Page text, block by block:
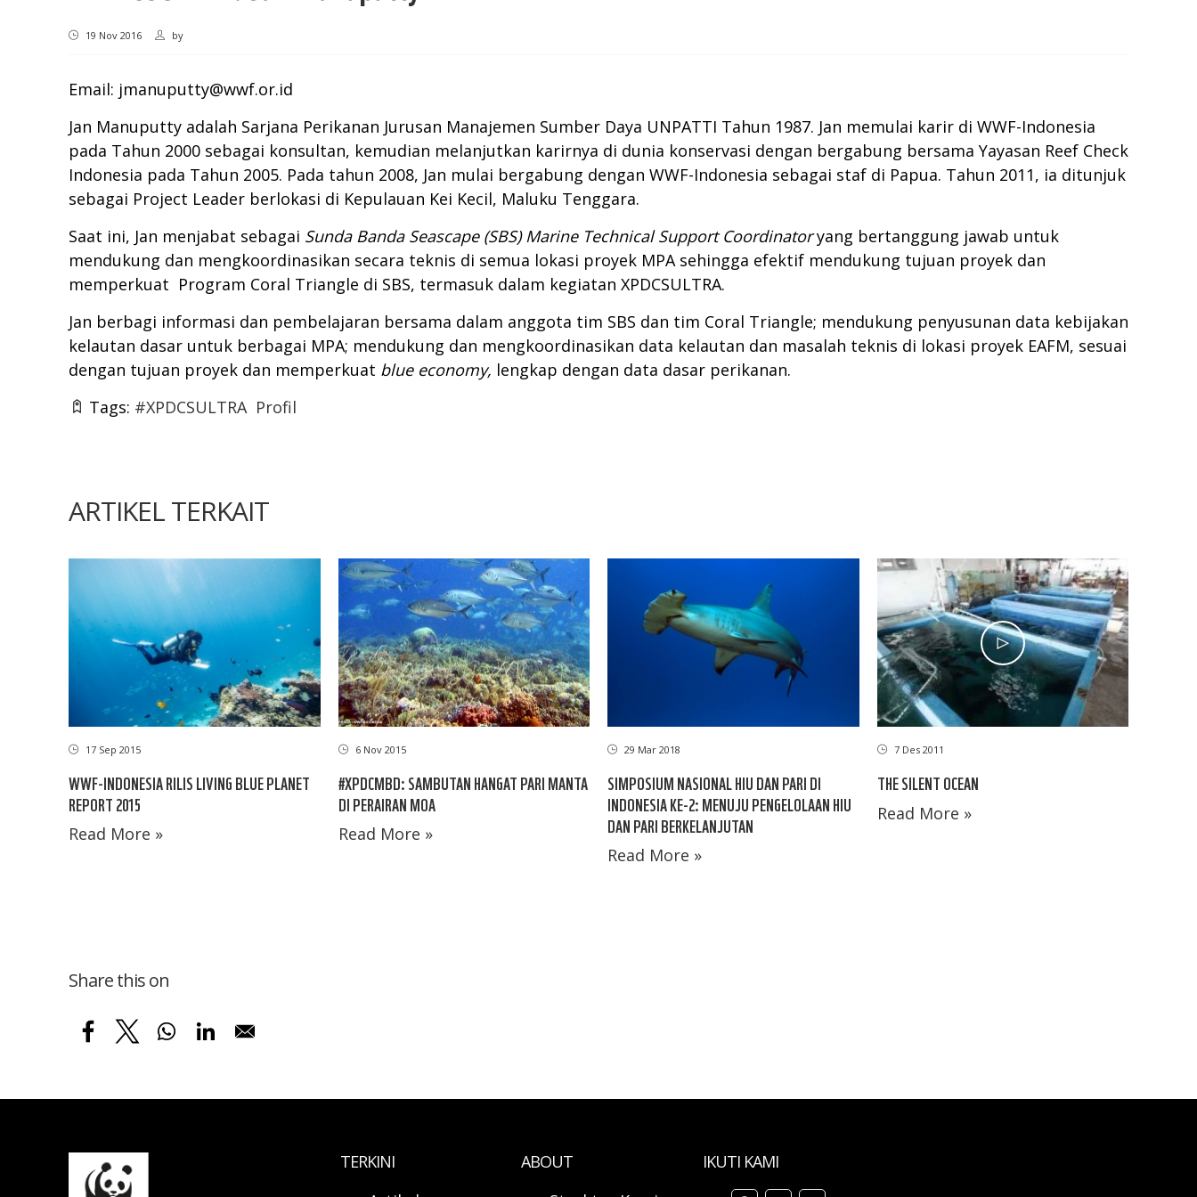
19 Nov 2016 by
Email: jmanuputty@wwf.or.id
Jan Manuputty adalah Sarjana Perikanan Jurusan Manajemen Sumber Daya UNPATTI Tahun 1987. Jan memulai karir di WWF-Indonesia
pada Tahun 2000 sebagai konsultan, kemudian melanjutkan karirnya di dunia konservasi dengan bergabung bersama Yayasan Reef Check
Indonesia pada Tahun 2005. Pada tahun 2008, Jan mulai bergabung dengan WWF-Indonesia sebagai staf di Papua. Tahun 2011, ia ditunjuk
sebagai Project Leader berlokasi di Kepulauan Kei Kecil, Maluku Tenggara.
Saat ini, Jan menjabat sebagai Sunda Banda Seascape (SBS) Marine Technical Support Coordinatoryang bertanggung jawab untuk
mendukung dan mengkoordinasikan secara teknis di semua lokasi proyek MPA sehingga efektif mendukung tujuan proyek dan
memperkuat Program Coral Triangle di SBS, termasuk dalam kegiatan XPDCSULTRA.
Jan berbagi informasi dan pembelajaran bersama dalam anggota tim SBS dan tim Coral Triangle; mendukung penyusunan data kebijakan
kelautan dasar untuk berbagai MPA; mendukung dan mengkoordinasikan data kelautan dan masalah teknis di lokasi proyek EAFM, sesuai
dengan tujuan proyek dan memperkuat blue economy, lengkap dengan data dasar perikanan.
Tags: #XPDCSULTRA Profil
ARTIKEL TERKAIT
17 Sep 2015
WWF-INDONESIA RILIS LIVING BLUE PLANET
REPORT 2015
Read More »
6 Nov 2015
#XPDCMBD: SAMBUTAN HANGAT PARI MANTA
DI PERAIRAN MOA
Read More »
29 Mar 2018
SIMPOSIUM NASIONAL HIU DAN PARI DI
INDONESIA KE-2: MENUJU PENGELOLAAN HIU
DAN PARI BERKELANJUTAN
Read More »
7 Des 2011
THE SILENT OCEAN
Read More »
Share this on
TERKINI
ABOUT
IKUTI KAMI